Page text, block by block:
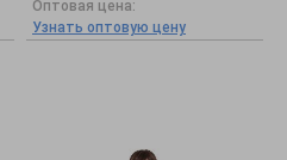
Оптовая цена:
Узнать оптовую цену